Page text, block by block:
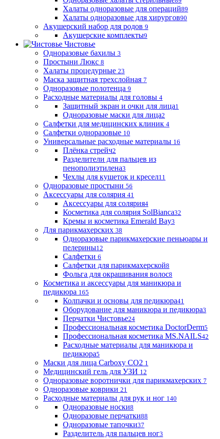
Халаты одноразовые для операций89
Халаты одноразовые для хирургов90
Акушерский набор для родов 9
Акушерские комплекты9
Чистовье
Одноразовые бахилы 3
Простыни Люкс 8
Халаты процедурные 23
Маска защитная трехслойная 7
Одноразовые полотенца 9
Расходные материалы для головы 4
Защитный экран и очки для лица1
Одноразовые маски для лица2
Салфетки для медицинских клиник 4
Салфетки одноразовые 10
Универсальные расходные материалы 16
Плёнка стрейч2
Разделители для пальцев из
пенополиэтилена3
Чехлы для кушеток и кресел11
Одноразовые простыни 56
Аксессуары для солярия 41
Аксессуары для солярия4
Косметика для солярия SolBianca32
Кремы и косметика Emerald Bay3
Для парикмахерских 38
Одноразовые парикмахерские пеньюары и
пелерины12
Салфетки 6
Салфетки для парикмахерской8
Фольга для окрашивания волос8
Косметика и аксессуары для маникюра и
педикюра 165
Колпачки и основы для педикюра41
Оборудование для маникюра и педикюра3
Перчатки Чистовье24
Профессиональная косметика DoctorDerm5
Профессиональная косметика MS.NAILS42
Расходные материалы для маникюра и
педикюра5
Маски для лица Carboxy CO2 1
Медицинский гель для УЗИ 12
Одноразовые воротнички для парикмахерских 7
Одноразовые коврики 21
Расходные материалы для рук и ног 140
Одноразовые носки8
Одноразовые перчатки88
Одноразовые тапочки37
Разделитель для пальцев ног3